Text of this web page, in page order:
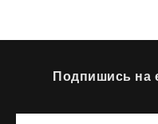
Подпишись на